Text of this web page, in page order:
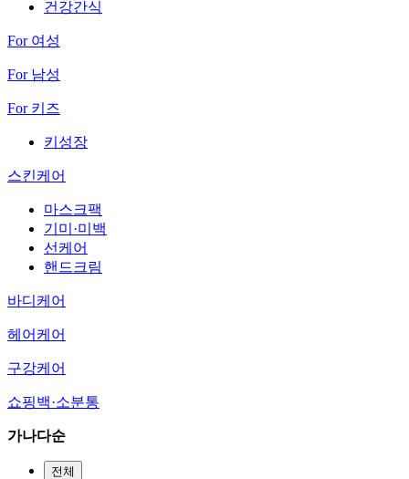
건강간식
For 여성
For 남성
For 키즈
키성장
스킨케어
마스크팩
기미·미백
선케어
핸드크림
바디케어
헤어케어
구강케어
쇼핑백·소분통
가나다순
전체